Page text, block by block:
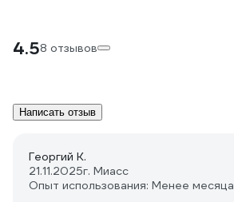
4.58 отзывов
Написать отзыв
Георгий К.
21.11.2025г. Миасс
Опыт использования: Менее месяца